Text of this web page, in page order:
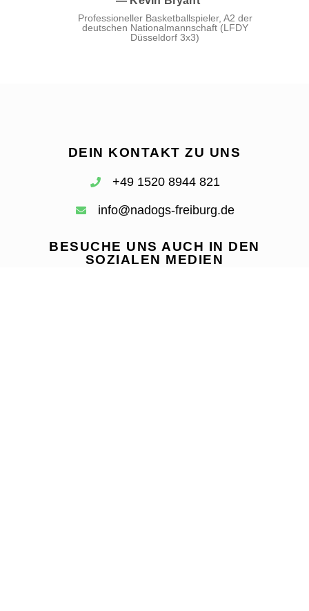
Professioneller Basketballspieler, A2 der
deutschen Nationalmannschaft (LFDY
Düsseldorf 3x3)
DEIN KONTAKT ZU UNS
+49 1520 8944 821
info@nadogs-freiburg.de
BESUCHE UNS AUCH IN DEN
SOZIALEN MEDIEN